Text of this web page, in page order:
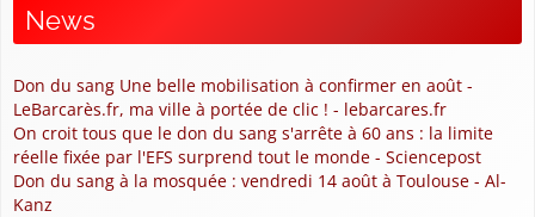
News
Don du sang Une belle mobilisation à confirmer en août -
LeBarcarès.fr, ma ville à portée de clic ! - lebarcares.fr
On croit tous que le don du sang s'arrête à 60 ans : la limite
réelle fixée par l'EFS surprend tout le monde - Sciencepost
Don du sang à la mosquée : vendredi 14 août à Toulouse - Al-
Kanz